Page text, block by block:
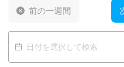
前の一週間